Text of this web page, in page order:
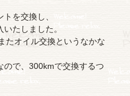
を交換し、
たしました。
たオイル交換というなかな
ので、300kmで交換するつ